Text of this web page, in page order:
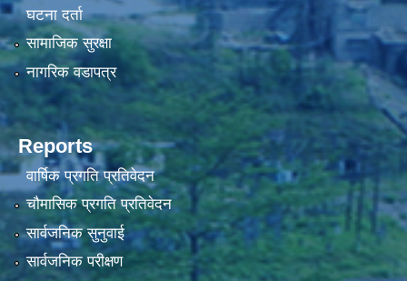
घटना दर्ता
सामाजिक सुरक्षा
नागरिक वडापत्र
Reports
वार्षिक प्रगति प्रतिवेदन
चौमासिक प्रगति प्रतिवेदन
सार्वजनिक सुनुवाई
सार्वजनिक परीक्षण